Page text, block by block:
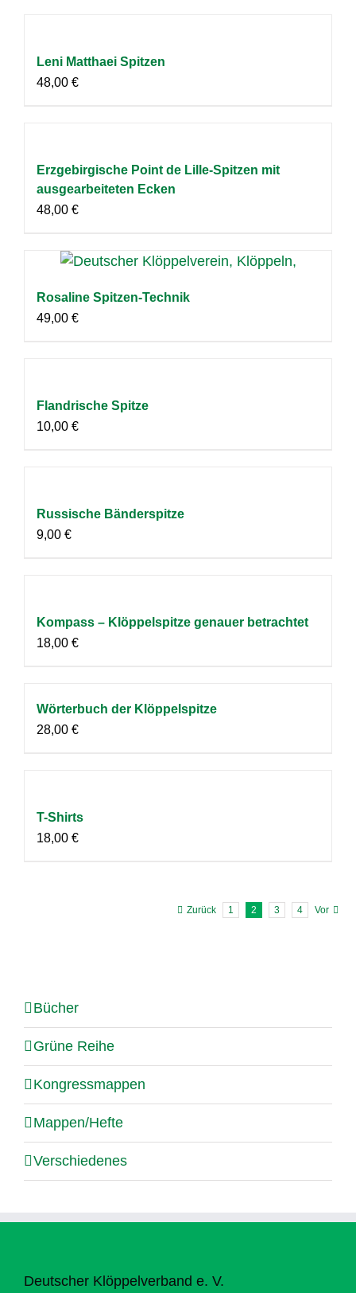
Leni Matthaei Spitzen
48,00 €
Erzgebirgische Point de Lille-Spitzen mit
ausgearbeiteten Ecken
48,00 €
Rosaline Spitzen-Technik
49,00 €
Flandrische Spitze
10,00 €
Russische Bänderspitze
9,00 €
Kompass – Klöppelspitze genauer betrachtet
18,00 €
Wörterbuch der Klöppelspitze
28,00 €
T-Shirts
18,00 €
Zurück 1 2 3 4 Vor
Bücher
Grüne Reihe
Kongressmappen
Mappen/Hefte
Verschiedenes
Deutscher Klöppelverband e. V.